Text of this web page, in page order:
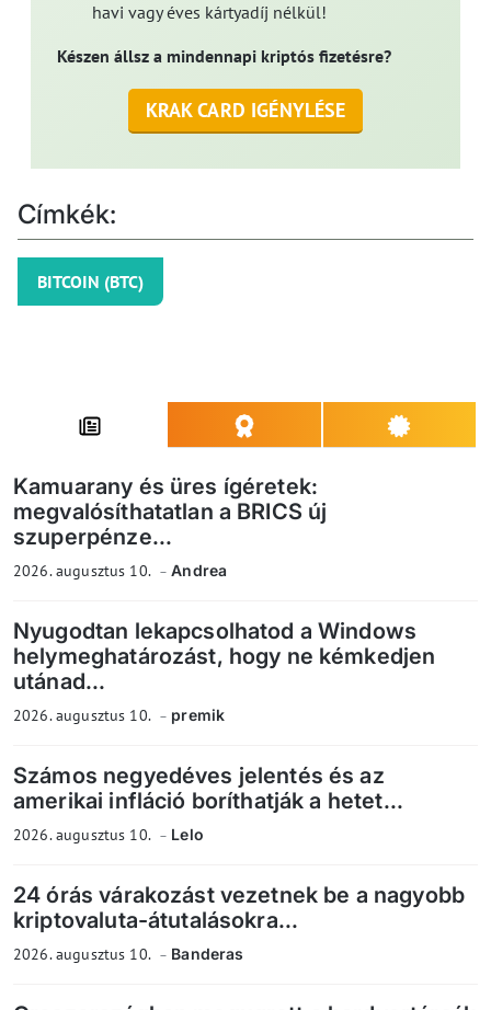
havi vagy éves kártyadíj nélkül!
Készen állsz a mindennapi kriptós fizetésre?
KRAK CARD IGÉNYLÉSE
Címkék:
BITCOIN (BTC)
Kamuarany és üres ígéretek:
megvalósíthatatlan a BRICS új
szuperpénze...
2026. augusztus 10. Andrea
Nyugodtan lekapcsolhatod a Windows
helymeghatározást, hogy ne kémkedjen
utánad...
2026. augusztus 10. premik
Számos negyedéves jelentés és az
amerikai infláció boríthatják a hetet...
2026. augusztus 10. Lelo
24 órás várakozást vezetnek be a nagyobb
kriptovaluta-átutalásokra...
2026. augusztus 10. Banderas